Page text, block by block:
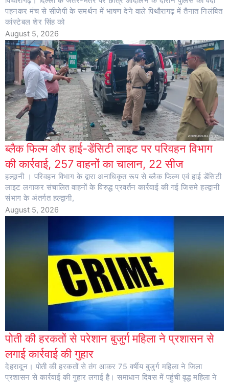
पहनकर मंच से सीजेपी के समर्थन में भाषण देने वाले पिथौरागढ़ में तैनात निलंबित
कांस्टेबल शेर सिंह को
August 5, 2026
ब्लैक फिल्म और हाई-डेंसिटी लाइट पर परिवहन विभाग
की कार्रवाई, 257 वाहनों का चालान, 22 सीज
हल्द्वानी । परिवहन विभाग के द्वारा अनाधिकृत रूप से ब्लैक फिल्म एवं हाई डेंसिटी
लाइट लगाकर संचालित वाहनों के विरुद्ध प्रवर्तन कार्रवाई की गई जिसमे हल्द्वानी
संभाग के अंतर्गत हल्द्वानी,
August 5, 2026
पोती की हरकतों से परेशान बुजुर्ग महिला ने प्रशासन से
लगाई कार्रवाई की गुहार
देहरादून। पोती की हरकतों से तंग आकर 75 वर्षीय बुजुर्ग महिला ने जिला
प्रशासन से कार्रवाई की गुहार लगाई है। समाधान दिवस में पहुंची वृद्ध महिला ने